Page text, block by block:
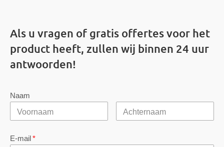
Als u vragen of gratis offertes voor het
product heeft, zullen wij binnen 24 uur
antwoorden!
Naam
E-mail*